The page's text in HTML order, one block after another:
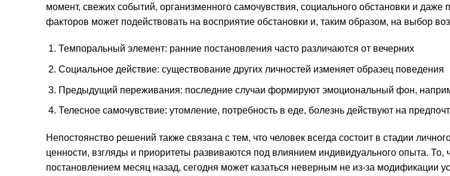
момент, свежих событий, организменного самочувствия, социального обстановки и даже
факторов может подействовать на восприятие обстановки и, таким образом, на выбор
Темпоральный элемент: ранние постановления часто различаются от вечерних
Социальное действие: существование других личностей изменяет образец поведения
Предыдущий переживания: последние случаи формируют эмоциональный фон,
Телесное самочувствие: утомление, потребность в еде, болезнь действуют на
Непостоянство решений также связана с тем, что человек всегда состоит в стадии
ценности, взгляды и приоритеты развиваются под влиянием индивидуального опыта. То,
постановлением месяц назад, сегодня может казаться неверным не из-за модификации